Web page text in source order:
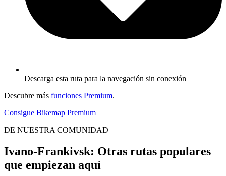
Descarga esta ruta para la navegación sin conexión
Descubre más funciones Premium.
Consigue Bikemap Premium
DE NUESTRA COMUNIDAD
Ivano-Frankivsk: Otras rutas populares
que empiezan aquí